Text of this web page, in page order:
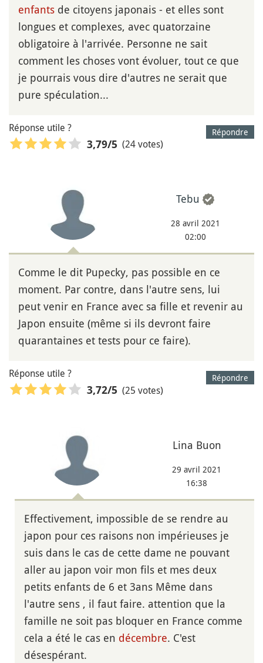
enfants de citoyens japonais - et elles sont
longues et complexes, avec quatorzaine
obligatoire à l'arrivée. Personne ne sait
comment les choses vont évoluer, tout ce que
je pourrais vous dire d'autres ne serait que
pure spéculation...
Répondre
Réponse utile ?
3,79/5 (24 votes)
Tebu
28 avril 2021
02:00
Comme le dit Pupecky, pas possible en ce
moment. Par contre, dans l'autre sens, lui
peut venir en France avec sa fille et revenir au
Japon ensuite (même si ils devront faire
quarantaines et tests pour ce faire).
Répondre
Réponse utile ?
3,72/5 (25 votes)
Lina Buon
29 avril 2021
16:38
Effectivement, impossible de se rendre au
japon pour ces raisons non impérieuses je
suis dans le cas de cette dame ne pouvant
aller au japon voir mon fils et mes deux
petits enfants de 6 et 3ans Même dans
l'autre sens , il faut faire. attention que la
famille ne soit pas bloquer en France comme
cela a été le cas en décembre. C'est
désespérant.